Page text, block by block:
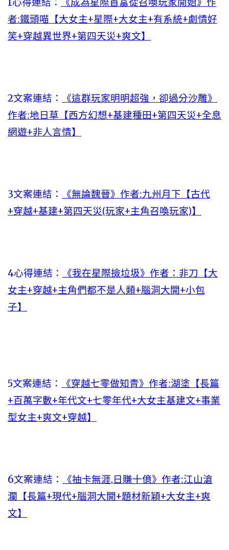
者:鐵頭喵【大女主+星際+大女主+有系統+劇情好
笑+穿越異世界+第四天災+爽文】
2文案連結：
《這群玩家明明超強，卻過分沙雕》
作者:地日草【西方幻想+基建種田+第四天災+全息
網遊+非人言情】
3文案連結：
《無論魏晉》作者:九州月下【古代
+穿越+基建+第四天災(玩家+主角召喚玩家)】
4心得連結：
《我在星際撿垃圾》作者：非刀【大
女主+穿越+主角們都不是人類+腦洞大開+小包
子】
5文案連結：
《穿越七零做知青》作者:湖塗【長篇
+百萬字數+年代文+七零年代+大女主基建文+事業
型女主+爽文+穿越】
6文案連結：
《抽卡無涯,日賺十億》作者:江山滄
瀾【長篇+現代+腦洞大開+題材新穎+大女主+爽
文】